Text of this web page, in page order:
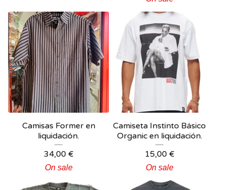
Camisas Former en
liquidación.
34,00 €
On sale
Camiseta Instinto Básico
Organic en liquidación.
15,00 €
On sale